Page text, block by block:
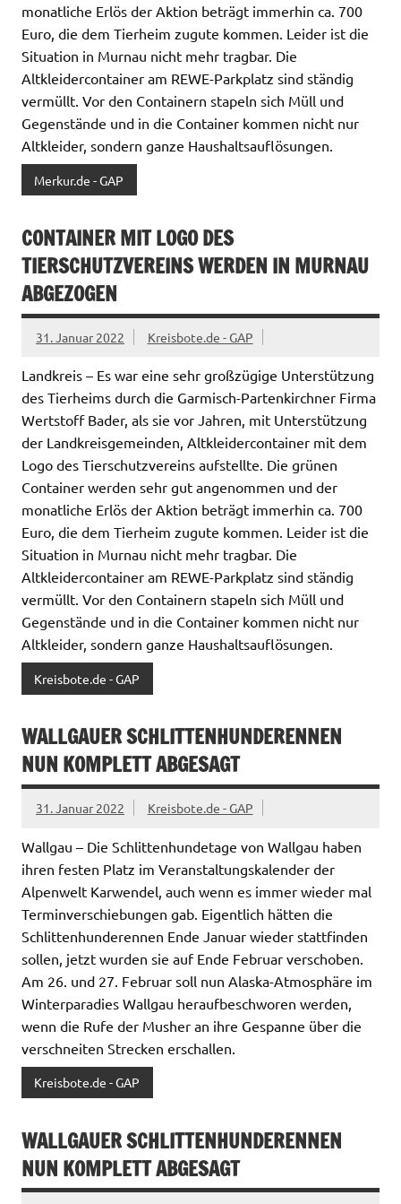
monatliche Erlös der Aktion beträgt immerhin ca. 700
Euro, die dem Tierheim zugute kommen. Leider ist die
Situation in Murnau nicht mehr tragbar. Die
Altkleidercontainer am REWE-Parkplatz sind ständig
vermüllt. Vor den Containern stapeln sich Müll und
Gegenstände und in die Container kommen nicht nur
Altkleider, sondern ganze Haushaltsauflösungen.
Merkur.de - GAP
CONTAINER MIT LOGO DES
TIERSCHUTZVEREINS WERDEN IN MURNAU
ABGEZOGEN
31. Januar 2022 Kreisbote.de - GAP
Landkreis – Es war eine sehr großzügige Unterstützung
des Tierheims durch die Garmisch-Partenkirchner Firma
Wertstoff Bader, als sie vor Jahren, mit Unterstützung
der Landkreisgemeinden, Altkleidercontainer mit dem
Logo des Tierschutzvereins aufstellte. Die grünen
Container werden sehr gut angenommen und der
monatliche Erlös der Aktion beträgt immerhin ca. 700
Euro, die dem Tierheim zugute kommen. Leider ist die
Situation in Murnau nicht mehr tragbar. Die
Altkleidercontainer am REWE-Parkplatz sind ständig
vermüllt. Vor den Containern stapeln sich Müll und
Gegenstände und in die Container kommen nicht nur
Altkleider, sondern ganze Haushaltsauflösungen.
Kreisbote.de - GAP
WALLGAUER SCHLITTENHUNDERENNEN
NUN KOMPLETT ABGESAGT
31. Januar 2022 Kreisbote.de - GAP
Wallgau – Die Schlittenhundetage von Wallgau haben
ihren festen Platz im Veranstaltungskalender der
Alpenwelt Karwendel, auch wenn es immer wieder mal
Terminverschiebungen gab. Eigentlich hätten die
Schlittenhunderennen Ende Januar wieder stattfinden
sollen, jetzt wurden sie auf Ende Februar verschoben.
Am 26. und 27. Februar soll nun Alaska-Atmosphäre im
Winterparadies Wallgau heraufbeschworen werden,
wenn die Rufe der Musher an ihre Gespanne über die
verschneiten Strecken erschallen.
Kreisbote.de - GAP
WALLGAUER SCHLITTENHUNDERENNEN
NUN KOMPLETT ABGESAGT